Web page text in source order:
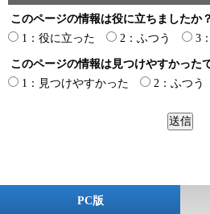
このページの情報は役に立ちましたか？
1：役に立った
2：ふつう 3
このページの情報は見つけやすかった
1：見つけやすかった
2：ふつう
PC版